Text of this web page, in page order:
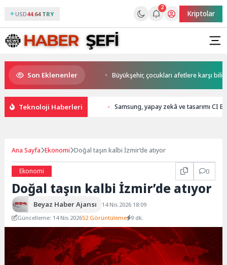
USD44.64 TRY
2
Kriptolar
Son Eklenenler
Büyükakın’dan Büyükşehir, çocukları afetlere karşı
Teknoloji Haberleri Samsung, yapay zekâ ve tasarımı CI
Ana Sayfa Ekonomi Doğal taşın kalbi İzmir’de atıyor
Ekonomi 0
Doğal taşın kalbi İzmir’de atıyor
Beyaz Haber Ajansı
14 Nis 2026 18:09
Güncelleme: 14 Nis 202652 Görüntüleme 9 dk.